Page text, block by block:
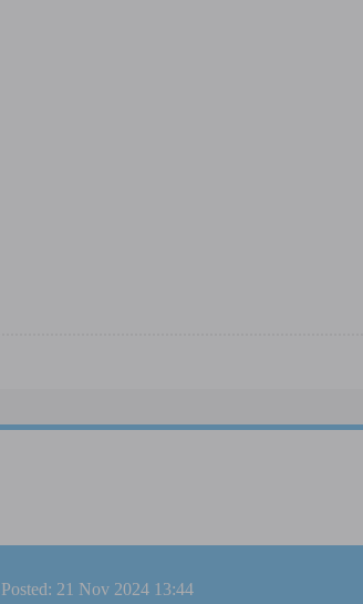
Posted: 21 Nov 2024 13:44